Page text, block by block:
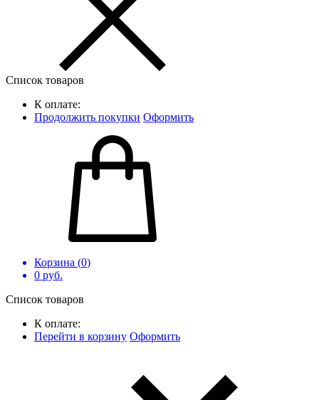
Список товаров
К оплате:
Продолжить покупки Оформить
Корзина (0)
0 руб.
Список товаров
К оплате:
Перейти в корзину Оформить